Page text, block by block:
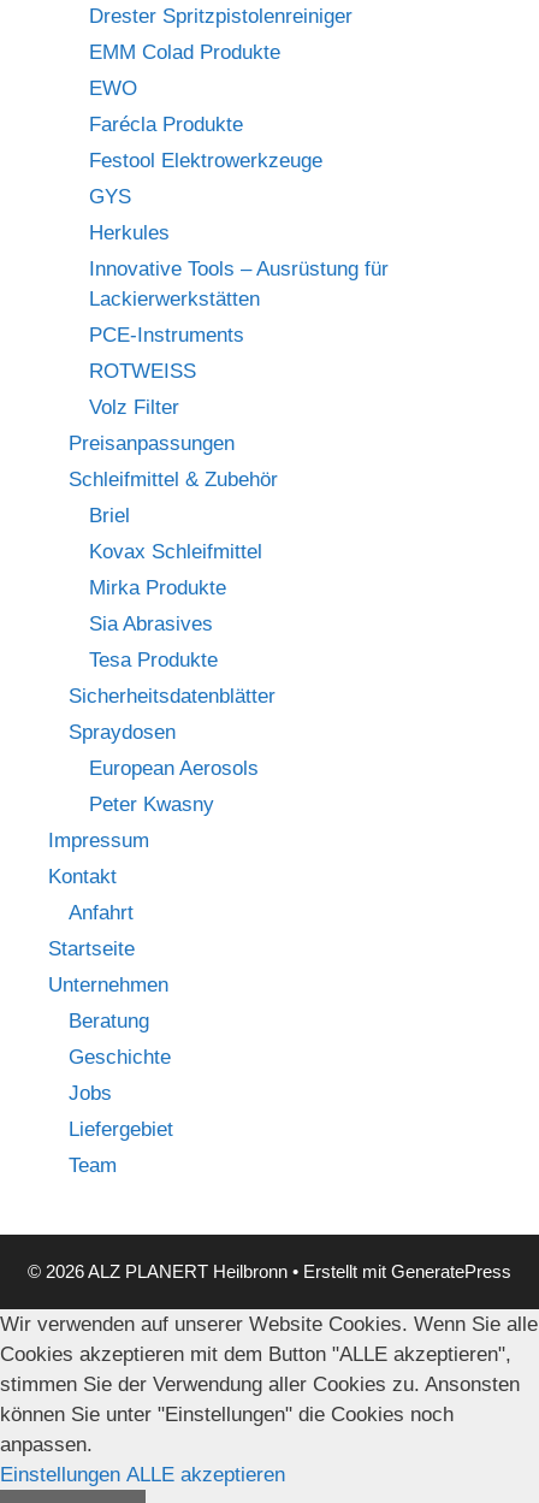
Drester Spritzpistolenreiniger
EMM Colad Produkte
EWO
Farécla Produkte
Festool Elektrowerkzeuge
GYS
Herkules
Innovative Tools – Ausrüstung für
Lackierwerkstätten
PCE-Instruments
ROTWEISS
Volz Filter
Preisanpassungen
Schleifmittel & Zubehör
Briel
Kovax Schleifmittel
Mirka Produkte
Sia Abrasives
Tesa Produkte
Sicherheitsdatenblätter
Spraydosen
European Aerosols
Peter Kwasny
Impressum
Kontakt
Anfahrt
Startseite
Unternehmen
Beratung
Geschichte
Jobs
Liefergebiet
Team
© 2026 ALZ PLANERT Heilbronn • Erstellt mit GeneratePress
Wir verwenden auf unserer Website Cookies. Wenn Sie alle
Cookies akzeptieren mit dem Button "ALLE akzeptieren",
stimmen Sie der Verwendung aller Cookies zu. Ansonsten
können Sie unter "Einstellungen" die Cookies noch
anpassen.
Einstellungen ALLE akzeptieren